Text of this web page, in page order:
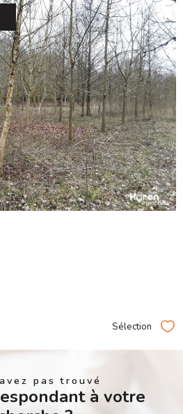
VOIR LE
Sélection
pas trouvé
à votre